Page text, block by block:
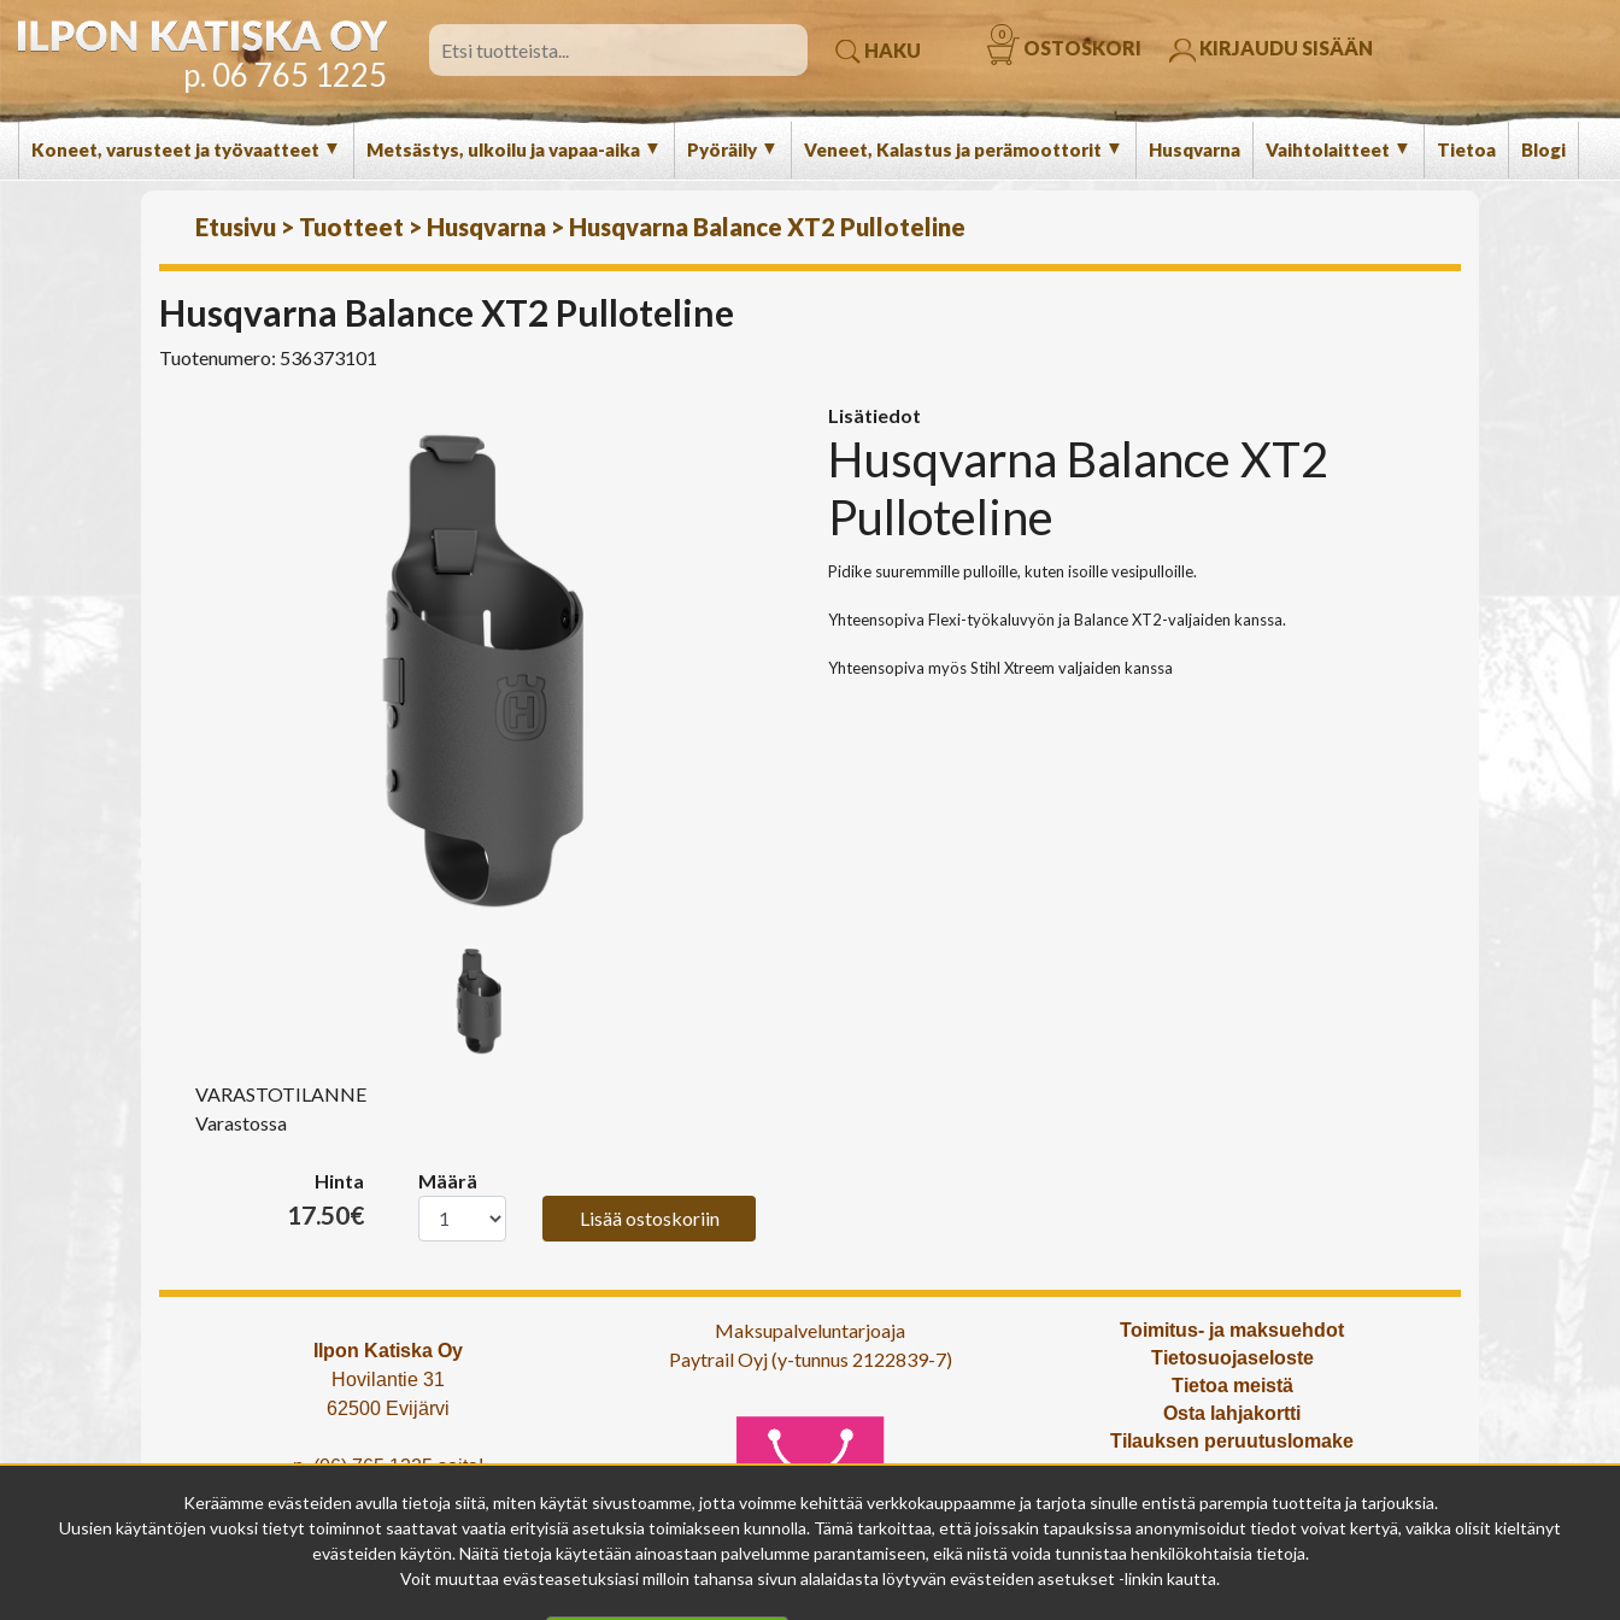
p. 06 765 1225
HAKU OSTOSKORI
0
KIRJAUDU SISÄÄN
Koneet, varusteet ja työvaatteet ▼ Metsästys, ulkoilu ja vapaa-aika ▼ Pyöräily ▼ Veneet, Kalastus ja perämoottorit ▼ Husqvarna Vaihtolaitteet ▼ Tietoa Blogi
Etusivu > Tuotteet > Husqvarna > Husqvarna Balance XT2 Pulloteline
Husqvarna Balance XT2 Pulloteline
Tuotenumero: 536373101
VARASTOTILANNE
Varastossa
Hinta
17.50€
Määrä
Lisää ostoskoriin
Lisätiedot
Husqvarna Balance XT2
Pulloteline
Pidike suuremmille pulloille, kuten isoille vesipulloille.
Yhteensopiva Flexi-työkaluvyön ja Balance XT2-valjaiden kanssa.
Yhteensopiva myös Stihl Xtreem valjaiden kanssa
Ilpon Katiska Oy
Hovilantie 31
62500 Evijärvi
p. (06) 765 1225 soita!
tai lähetä What's App viesti!
info@ilponkatiska.fi
y-tunnus: 2404114-9
Maksupalveluntarjoaja
Paytrail Oyj (y-tunnus 2122839-7)
Toimitus- ja maksuehdot
Tietosuojaseloste
Tietoa meistä
Osta lahjakortti
Tilauksen peruutuslomake
Olemme avoinna
ma - pe 9 - 17
la 9 - 14
su suljettu
Keräämme evästeiden avulla tietoja siitä, miten käytät sivustoamme, jotta voimme kehittää verkkokauppaamme ja tarjota sinulle entistä parempia tuotteita ja tarjouksia.
Uusien käytäntöjen vuoksi tietyt toiminnot saattavat vaatia erityisiä asetuksia toimiakseen kunnolla. Tämä tarkoittaa, että joissakin tapauksissa anonymisoidut tiedot voivat kertyä, vaikka olisit kieltänyt
evästeiden käytön. Näitä tietoja käytetään ainoastaan palvelumme parantamiseen, eikä niistä voida tunnistaa henkilökohtaisia tietoja.
Voit muuttaa evästeasetuksiasi milloin tahansa sivun alalaidasta löytyvän evästeiden asetukset -linkin kautta.